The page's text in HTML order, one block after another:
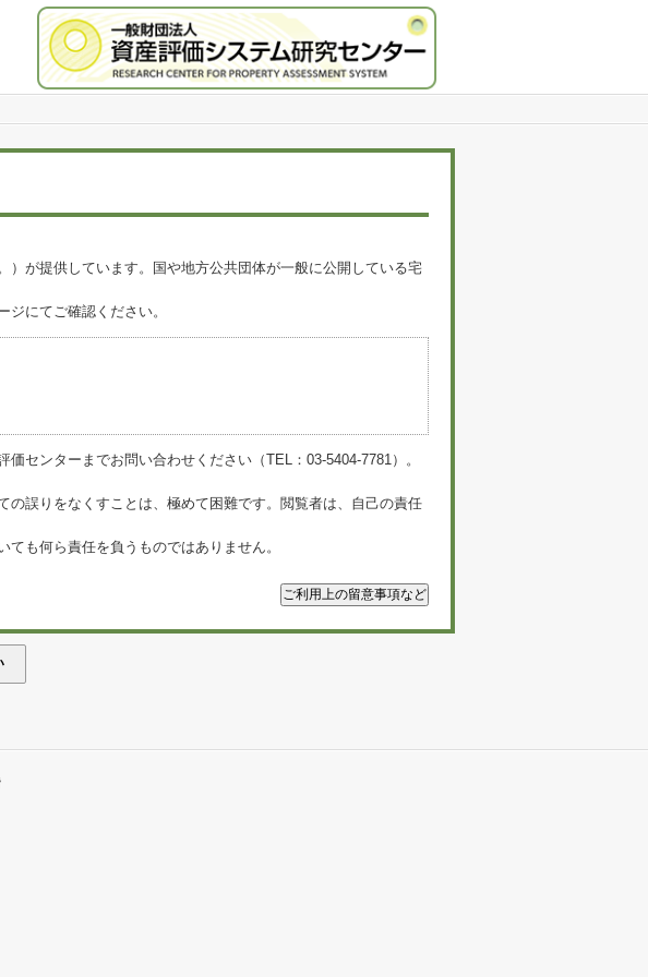
）が提供しています。国や地方公共団体が一般に公開している宅
にてご確認ください。
センターまでお問い合わせください（TEL：03-5404-7781）。
誤りをなくすことは、極めて困難です。閲覧者は、自己の責任
も何ら責任を負うものではありません。